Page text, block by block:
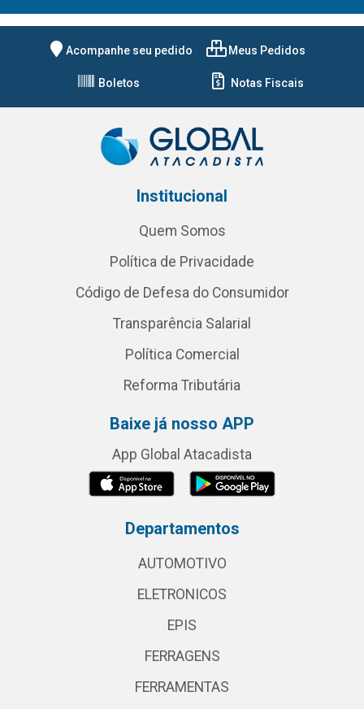
Acompanhe seu pedido Meus Pedidos
Boletos Notas Fiscais
Institucional
Quem Somos
Política de Privacidade
Código de Defesa do Consumidor
Transparência Salarial
Política Comercial
Reforma Tributária
Baixe já nosso APP
App Global Atacadista
Departamentos
AUTOMOTIVO
ELETRONICOS
EPIS
FERRAGENS
FERRAMENTAS